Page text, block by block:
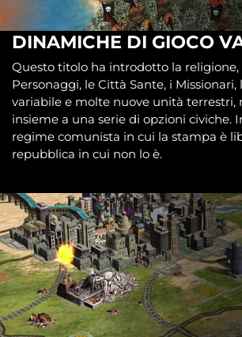
DINAMICHE DI GIOCO
Questo titolo ha introdotto la religione,
Personaggi, le Città Sante, i Missionari,
variabile e molte nuove unità terrestri,
insieme a una serie di opzioni civiche.
regime comunista in cui la stampa è
repubblica in cui non lo è.